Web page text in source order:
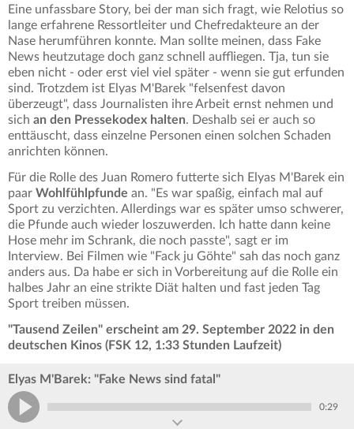
Eine unfassbare Story, bei der man sich fragt, wie Relotius so
lange erfahrene Ressortleiter und Chefredakteure an der
Nase herumführen konnte. Man sollte meinen, dass Fake
News heutzutage doch ganz schnell auffliegen. Tja, tun sie
eben nicht - oder erst viel viel später - wenn sie gut erfunden
sind. Trotzdem ist Elyas M'Barek "felsenfest davon
überzeugt", dass Journalisten ihre Arbeit ernst nehmen und
sich an den Pressekodex halten. Deshalb sei er auch so
enttäuscht, dass einzelne Personen einen solchen Schaden
anrichten können.
Für die Rolle des Juan Romero futterte sich Elyas M'Barek ein
paar Wohlfühlpfunde an. "Es war spaßig, einfach mal auf
Sport zu verzichten. Allerdings war es später umso schwerer,
die Pfunde auch wieder loszuwerden. Ich hatte dann keine
Hose mehr im Schrank, die noch passte", sagt er im
Interview. Bei Filmen wie "Fack ju Göhte" sah das noch ganz
anders aus. Da habe er sich in Vorbereitung auf die Rolle ein
halbes Jahr an eine strikte Diät halten und fast jeden Tag
Sport treiben müssen.
"Tausend Zeilen" erscheint am 29. September 2022 in den
deutschen Kinos (FSK 12, 1:33 Stunden Laufzeit)
Elyas M'Barek: "Fake News sind fatal"
0:29